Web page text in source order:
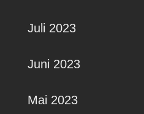
Juli 2023
Juni 2023
Mai 2023